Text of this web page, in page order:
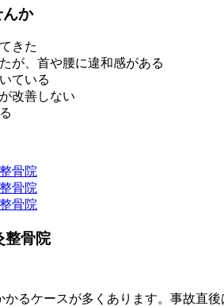
きた
が、首や腰に違和感がある
ている
改善しない
骨院
骨院
骨院
整骨院
るケースが多くあります。事故直